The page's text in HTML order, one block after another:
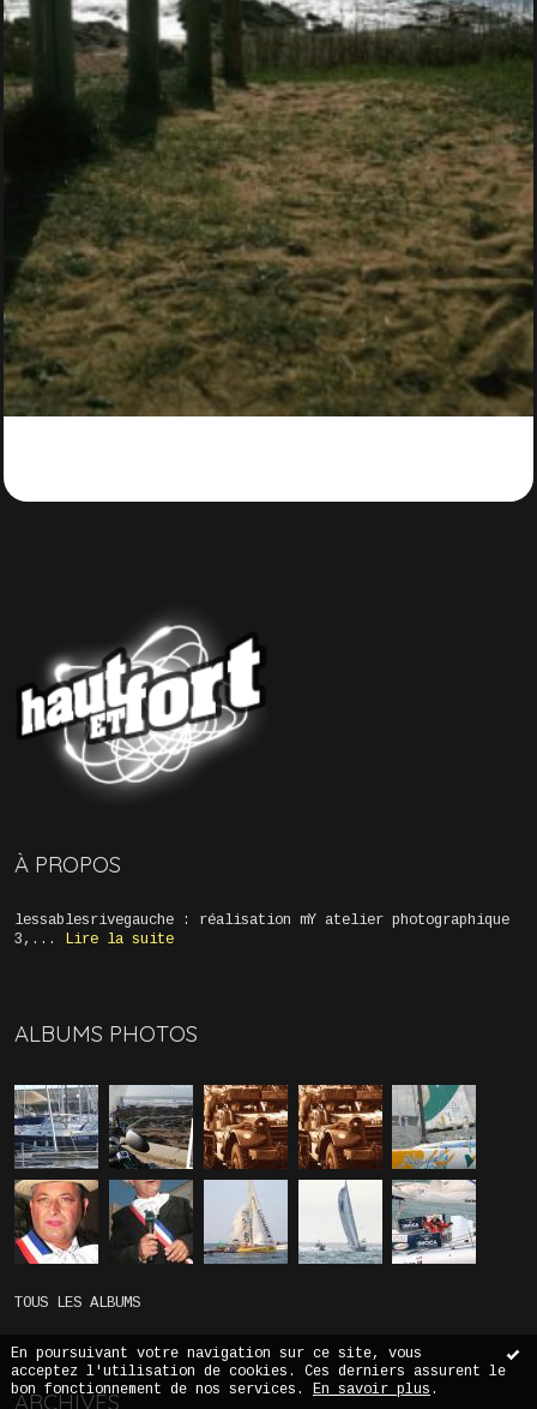
En poursuivant votre navigation sur ce site, vous
acceptez l'utilisation de cookies. Ces derniers assurent le
bon fonctionnement de nos services. En savoir plus .
À PROPOS
lessablesrivegauche : réalisation mY atelier photographique
3,...
Lire la suite
ALBUMS PHOTOS
TOUS LES ALBUMS
ARCHIVES